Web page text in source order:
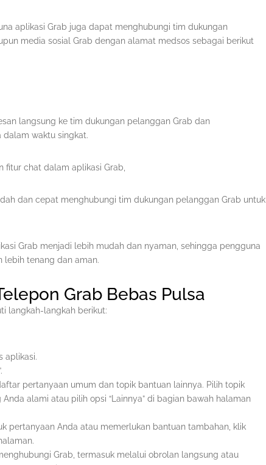
aplikasi Grab juga dapat menghubungi tim dukungan
media sosial Grab dengan alamat medsos sebagai berikut
langsung ke tim dukungan pelanggan Grab dan
dalam waktu singkat.
fitur chat dalam aplikasi Grab,
dan cepat menghubungi tim dukungan pelanggan Grab untuk
Grab menjadi lebih mudah dan nyaman, sehingga pengguna
lebih tenang dan aman.
Grab Bebas Pulsa
langkah-langkah berikut:
aplikasi.
pertanyaan umum dan topik bantuan lainnya. Pilih topik
alami atau pilih opsi “Lainnya” di bagian bawah halaman
pertanyaan Anda atau memerlukan bantuan tambahan, klik
Grab, termasuk melalui obrolan langsung atau